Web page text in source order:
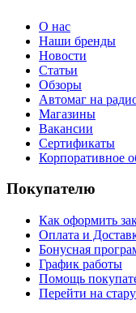
О нас
Наши бренды
Новости
Статьи
Обзоры
Автомаг на
Магазины
Вакансии
Сертификаты
Корпоративное
Покупателю
Как оформить
Оплата и
Бонусная
График работы
Помощь
Перейти на